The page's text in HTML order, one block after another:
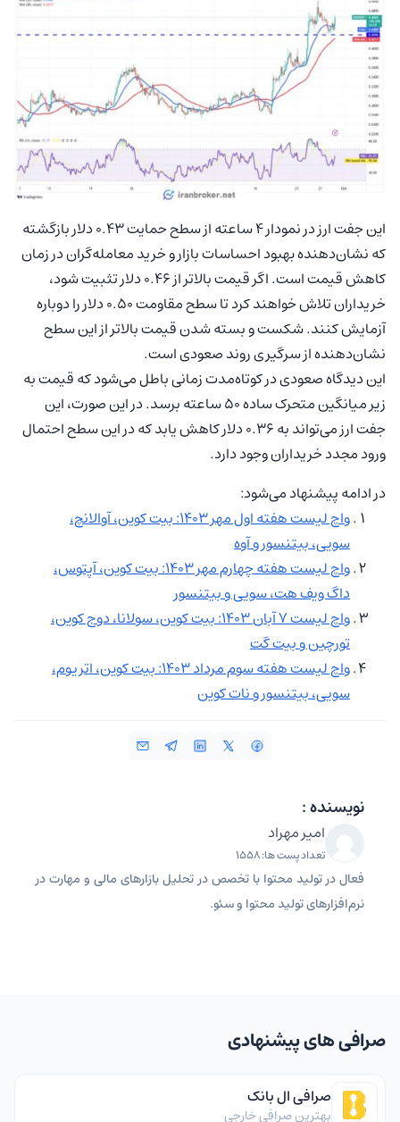
این جفت ارز در نمودار ۴ ساعته از سطح حمایت 0.43 دلار بازگشته
که نشان‌دهنده بهبود احساسات بازار و خرید معامله‌گران در زمان
کاهش قیمت است. اگر قیمت بالاتر از 0.46 دلار تثبیت شود،
خریداران تلاش خواهند کرد تا سطح مقاومت 0.50 دلار را دوباره
آزمایش کنند. شکست و بسته شدن قیمت بالاتر از این سطح
نشان‌دهنده از سرگیری روند صعودی است.
این دیدگاه صعودی در کوتاه‌مدت زمانی باطل می‌شود که قیمت به
زیر میانگین متحرک ساده 50 ساعته برسد. در این صورت، این
جفت ارز می‌تواند به 0.36 دلار کاهش یابد که در این سطح احتمال
ورود مجدد خریداران وجود دارد.
در ادامه پیشنهاد می‌شود:
واچ لیست هفته اول مهر ۱۴۰۳: بیت کوین، آوالانچ،
سویی، بیتنسور و آوه
واچ لیست هفته چهارم مهر ۱۴۰۳: بیت کوین، آپتوس،
داگ ویف هت، سویی و بیتنسور
واچ لیست ۷ آبان ۱۴۰۳: بیت کوین، سولانا، دوج کوین،
تورچین و بیت گت
واچ لیست هفته سوم مرداد ۱۴۰۳: بیت کوین، اتریوم،
سویی، بیتنسور و نات کوین
نویسنده :
امیر مهراد
تعداد پست ها: 1558
فعال در تولید محتوا با تخصص در تحلیل بازارهای مالی و مهارت در
نرم‌افزارهای تولید محتوا و سئو.
صرافی های پیشنهادی
صرافی ال بانک
بهترین صرافی خارجی